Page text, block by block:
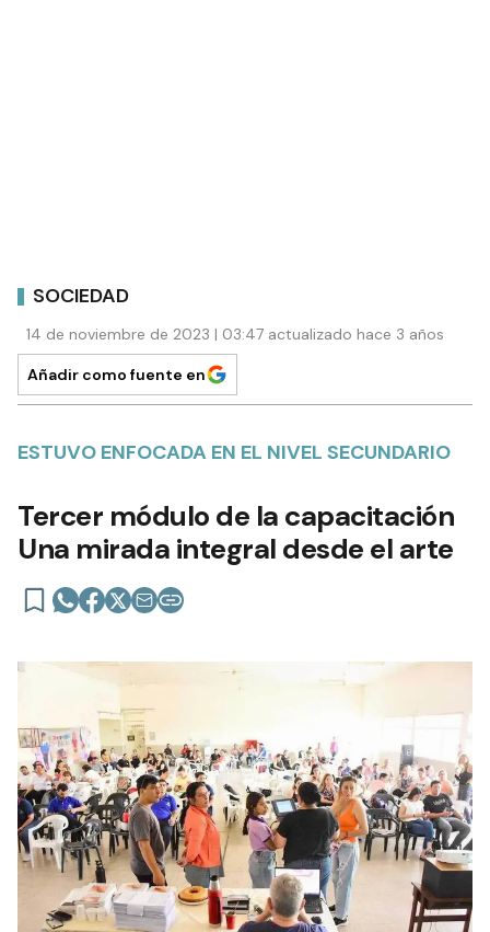
SOCIEDAD
14 de noviembre de 2023 | 03:47 actualizado hace 3 años
Añadir como fuente en
ESTUVO ENFOCADA EN EL NIVEL SECUNDARIO
Tercer módulo de la capacitación
Una mirada integral desde el arte